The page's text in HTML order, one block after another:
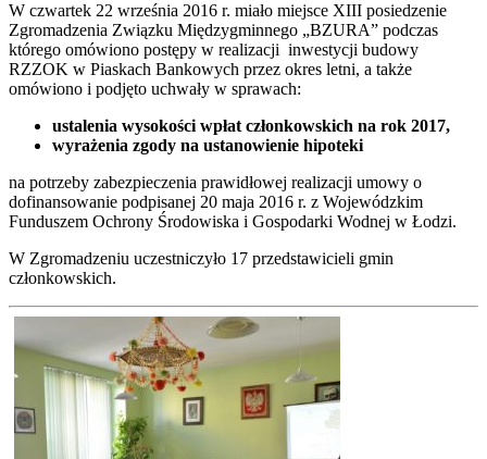
W czwartek 22 września 2016 r. miało miejsce XIII posiedzenie
Zgromadzenia Związku Międzygminnego „BZURA” podczas
którego omówiono postępy w realizacji inwestycji budowy
RZZOK w Piaskach Bankowych przez okres letni, a także
omówiono i podjęto uchwały w sprawach:
ustalenia wysokości wpłat członkowskich na rok 2017,
wyrażenia zgody na ustanowienie hipoteki
na potrzeby zabezpieczenia prawidłowej realizacji umowy o
dofinansowanie podpisanej 20 maja 2016 r. z Wojewódzkim
Funduszem Ochrony Środowiska i Gospodarki Wodnej w Łodzi.
W Zgromadzeniu uczestniczyło 17 przedstawicieli gmin
członkowskich.